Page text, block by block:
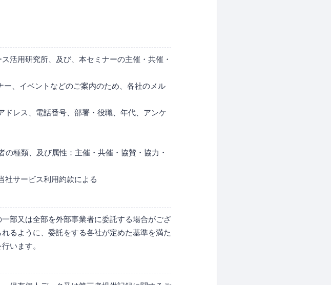
活用研究所、及び、本セミナーの主催・共催・
、イベントなどのご案内のため、各社のメル
レス、電話番号、部署・役職、年代、アンケ
種類、及び属性：主催・共催・協賛・協力・
社サービス利用約款による
部又は全部を外部事業者に委託する場合がござ
るように、委託をする各社が定めた基準を満た
います。